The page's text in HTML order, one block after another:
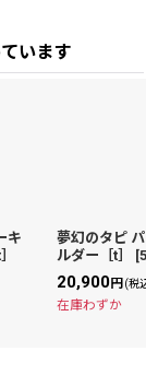
います
キ
夢幻のタピ
ルダー［t］
[
20,900円 (税
在庫わずか